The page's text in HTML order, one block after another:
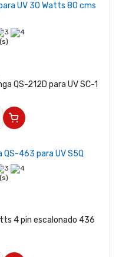
UV 30 Watts 80 cms
463 para UV S5Q